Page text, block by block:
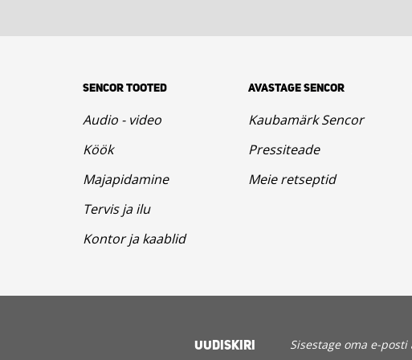
SENCOR TOOTED
Audio - video
Köök
Majapidamine
Tervis ja ilu
Kontor ja kaablid
AVASTAGE SENCOR
Kaubamärk Sencor
Pressiteade
Meie retseptid
UUDISKIRI